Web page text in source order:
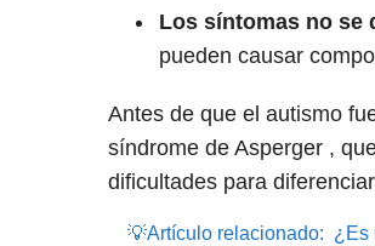
Los síntomas no se
pueden causar
Antes de que el autismo
síndrome de Asperger ,
dificultades para
💡Artículo relacionado: ¿Es